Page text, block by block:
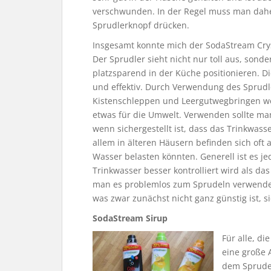
verschwunden. In der Regel muss man
Sprudlerknopf drücken.
Insgesamt konnte mich der SodaStream
Der Sprudler sieht nicht nur toll aus,
platzsparend in der Küche positionieren.
und effektiv. Durch Verwendung des
Kistenschleppen und Leergutwegbringen
etwas für die Umwelt. Verwenden sollte
wenn sichergestellt ist, dass das
allem in älteren Häusern befinden sich oft
Wasser belasten könnten. Generell ist es
Trinkwasser besser kontrolliert wird als
man es problemlos zum Sprudeln
was zwar zunächst nicht ganz günstig ist,
SodaStream Sirup
Für alle,
eine große
dem